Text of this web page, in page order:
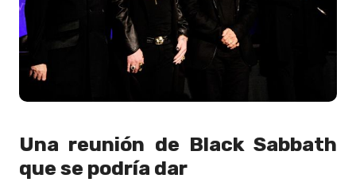
Una reunión de Black Sabbath
que se podría dar